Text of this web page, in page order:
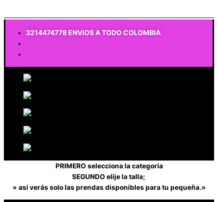
3214474778 ENVIOS A TODO COLOMBIA
PRIMERO selecciona la categoría
SEGUNDO elije la talla;
» así verás solo las prendas disponibles para tu pequeña.»